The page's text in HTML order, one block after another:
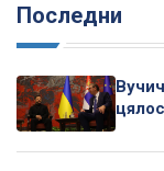
Последни